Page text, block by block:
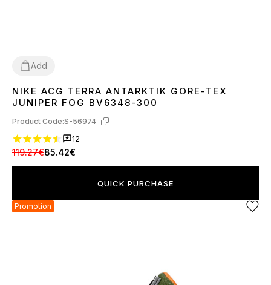
Add
4142 434445
NIKE ACG TERRA ANTARKTIK GORE-TEX
JUNIPER FOG BV6348-300
Product Code:S-56974
12
119.27€85.42€
QUICK PURCHASE
Promotion